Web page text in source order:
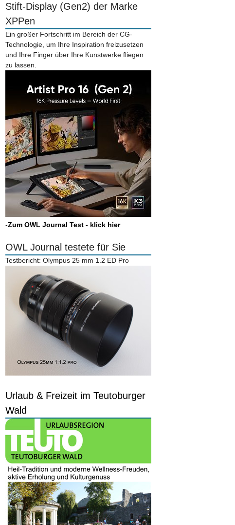
Stift-Display (Gen2) der Marke
XPPen
Ein großer Fortschritt im Bereich der CG-
Technologie, um Ihre Inspiration freizusetzen
und Ihre Finger über Ihre Kunstwerke fliegen
zu lassen.
-Zum OWL Journal Test - klick hier
OWL Journal testete für Sie
Testbericht: Olympus 25 mm 1.2 ED Pro
Urlaub & Freizeit im Teutoburger
Wald